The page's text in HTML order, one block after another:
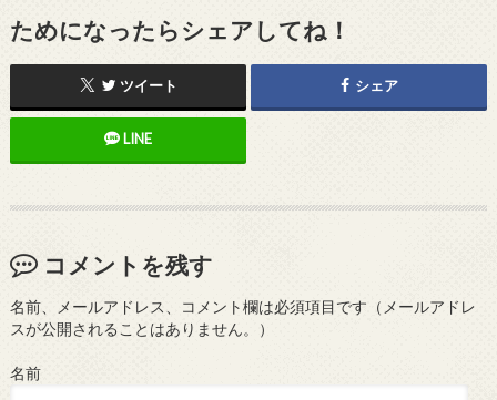
ためになったらシェアしてね！
ツイート シェア
LINE
コメントを残す
名前、メールアドレス、コメント欄は必須項目です（メールアドレ
スが公開されることはありません。）
名前